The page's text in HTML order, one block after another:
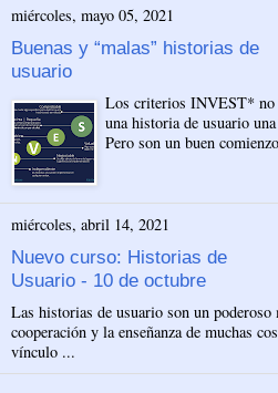
miércoles, mayo 05, 2021
Buenas y “malas” historias de
usuario
Los criterios INVEST* no
una historia de usuario
Pero son un buen
miércoles, abril 14, 2021
Nuevo curso: Historias de
Usuario - 10 de octubre
Las historias de usuario son un poderoso
cooperación y la enseñanza de muchas
vínculo ...